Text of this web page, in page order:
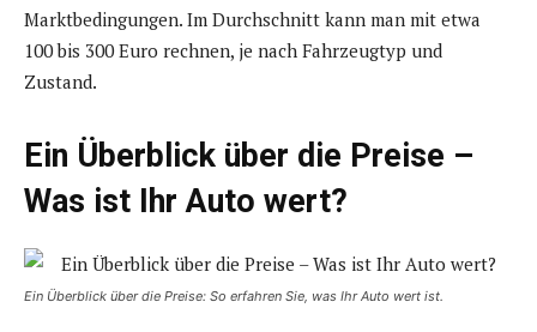
Marktbedingungen. Im Durchschnitt kann man mit etwa
100 bis 300 Euro rechnen, je nach Fahrzeugtyp und
Zustand.
Ein Überblick über die Preise –
Was ist Ihr Auto wert?
Ein Überblick über die Preise: So erfahren Sie, was Ihr Auto wert ist.